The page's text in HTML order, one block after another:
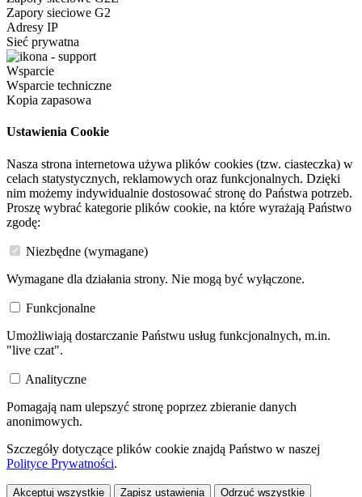
Zapory sieciowe G2
Adresy IP
Sieć prywatna
Wsparcie
Wsparcie techniczne
Kopia zapasowa
Ustawienia Cookie
Nasza strona internetowa używa plików cookies (tzw. ciasteczka) w
celach statystycznych, reklamowych oraz funkcjonalnych. Dzięki
nim możemy indywidualnie dostosować stronę do Państwa potrzeb.
Proszę wybrać kategorie plików cookie, na które wyrażają Państwo
zgodę:
Niezbędne (wymagane)
Wymagane dla działania strony. Nie mogą być wyłączone.
Funkcjonalne
Umożliwiają dostarczanie Państwu usług funkcjonalnych, m.in.
"live czat".
Analityczne
Pomagają nam ulepszyć stronę poprzez zbieranie danych
anonimowych.
Szczegóły dotyczące plików cookie znajdą Państwo w naszej
Polityce Prywatności.
Akceptuj wszystkie Zapisz ustawienia Odrzuć wszystkie